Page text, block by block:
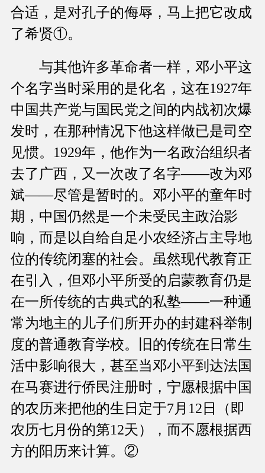
合适，是对孔子的侮辱，马上把它改成
了希贤①。
与其他许多革命者一样，邓小平这
个名字当时采用的是化名，这在1927年
中国共产党与国民党之间的内战初次爆
发时，在那种情况下他这样做已是司空
见惯。1929年，他作为一名政治组织者
去了广西，又一次改了名字——改为邓
斌——尽管是暂时的。邓小平的童年时
期，中国仍然是一个未受民主政治影
响，而是以自给自足小农经济占主导地
位的传统闭塞的社会。虽然现代教育正
在引入，但邓小平所受的启蒙教育仍是
在一所传统的古典式的私塾——一种通
常为地主的儿子们所开办的封建科举制
度的普通教育学校。旧的传统在日常生
活中影响很大，甚至当邓小平到达法国
在马赛进行侨民注册时，宁愿根据中国
的农历来把他的生日定于7月12日（即
农历七月份的第12天），而不愿根据西
方的阳历来计算。②